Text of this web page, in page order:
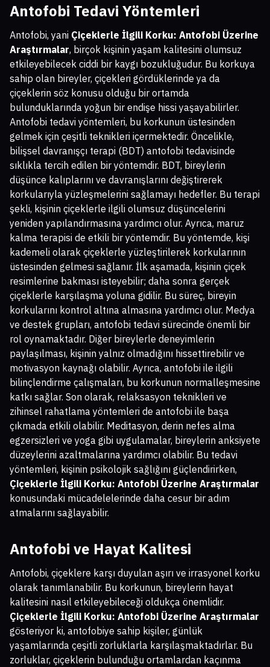
Antofobi Tedavi Yöntemleri
Antofobi, yani Çiçeklerle İlgili Korku: Antofobi Üzerine
Araştırmalar, birçok kişinin yaşam kalitesini olumsuz
etkileyebilecek ciddi bir kaygı bozukluğudur. Bu korkuya
sahip olan bireyler, çiçekleri gördüklerinde ya da
çiçeklerin söz konusu olduğu bir ortamda
bulunduklarında yoğun bir endişe hissi yaşayabilirler.
Antofobi tedavi yöntemleri, bu korkunun üstesinden
gelmek için çeşitli teknikleri içermektedir. Öncelikle,
bilişsel davranışçı terapi (BDT) antofobi tedavisinde
sıklıkla tercih edilen bir yöntemdir. BDT, bireylerin
düşünce kalıplarını ve davranışlarını değiştirerek
korkularıyla yüzleşmelerini sağlamayı hedefler. Bu terapi
şekli, kişinin çiçeklerle ilgili olumsuz düşüncelerini
yeniden yapılandırmasına yardımcı olur. Ayrıca, maruz
kalma terapisi de etkili bir yöntemdir. Bu yöntemde, kişi
kademeli olarak çiçeklerle yüzleştirilerek korkularının
üstesinden gelmesi sağlanır. İlk aşamada, kişinin çiçek
resimlerine bakması isteyebilir; daha sonra gerçek
çiçeklerle karşılaşma yoluna gidilir. Bu süreç, bireyin
korkularını kontrol altına almasına yardımcı olur. Medya
ve destek grupları, antofobi tedavi sürecinde önemli bir
rol oynamaktadır. Diğer bireylerle deneyimlerin
paylaşılması, kişinin yalnız olmadığını hissettirebilir ve
motivasyon kaynağı olabilir. Ayrıca, antofobi ile ilgili
bilinçlendirme çalışmaları, bu korkunun normalleşmesine
katkı sağlar. Son olarak, relaksasyon teknikleri ve
zihinsel rahatlama yöntemleri de antofobi ile başa
çıkmada etkili olabilir. Meditasyon, derin nefes alma
egzersizleri ve yoga gibi uygulamalar, bireylerin anksiyete
düzeylerini azaltmalarına yardımcı olabilir. Bu tedavi
yöntemleri, kişinin psikolojik sağlığını güçlendirirken,
Çiçeklerle İlgili Korku: Antofobi Üzerine Araştırmalar
konusundaki mücadelelerinde daha cesur bir adım
atmalarını sağlayabilir.
Antofobi ve Hayat Kalitesi
Antofobi, çiçeklere karşı duyulan aşırı ve irrasyonel korku
olarak tanımlanabilir. Bu korkunun, bireylerin hayat
kalitesini nasıl etkileyebileceği oldukça önemlidir.
Çiçeklerle İlgili Korku: Antofobi Üzerine Araştırmalar
gösteriyor ki, antofobiye sahip kişiler, günlük
yaşamlarında çeşitli zorluklarla karşılaşmaktadırlar. Bu
zorluklar, çiçeklerin bulunduğu ortamlardan kaçınma